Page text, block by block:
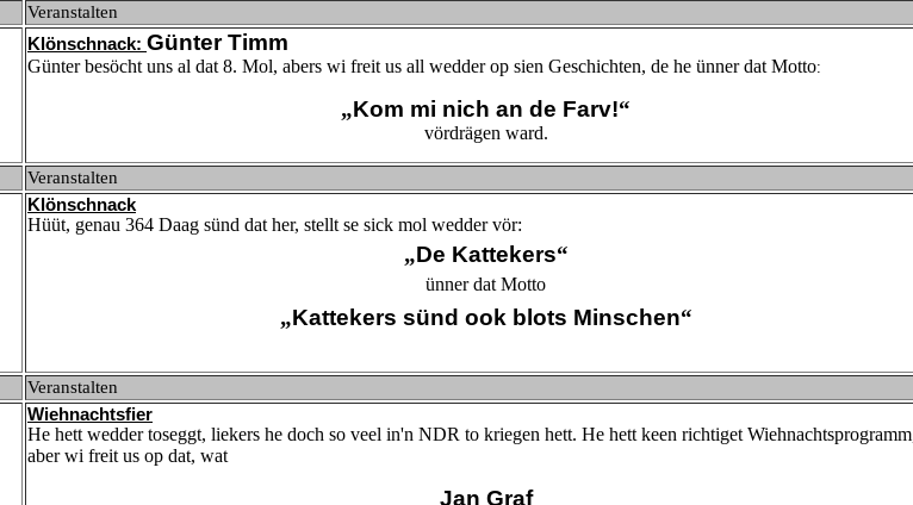
Veranstalten
Klönschnack: Günter Timm
Günter besöcht uns al dat 8. Mol, abers wi freit us all wedder op sien Geschichten, de he ünner dat Motto:
„Kom mi nich an de Farv!“
vördrägen ward.
Veranstalten
Klönschnack
Hüüt, genau 364 Daag sünd dat her, stellt se sick mol wedder vör:
„De Kattekers“
ünner dat Motto
„Kattekers sünd ook blots Minschen“
Veranstalten
Wiehnachtsfier
He hett wedder toseggt, liekers he doch so veel in'n NDR to kriegen hett. He hett keen richtiget
aber wi freit us op dat, wat
Jan Graf